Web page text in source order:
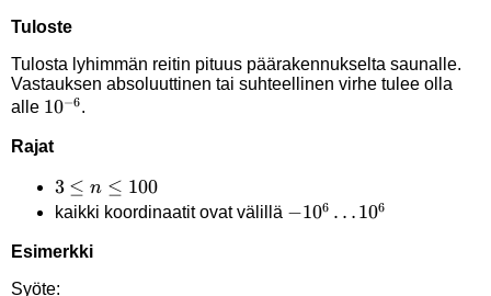
Tuloste
Tulosta lyhimmän reitin pituus päärakennukselta saunalle.
Vastauksen absoluuttinen tai suhteellinen virhe tulee olla
alle 10^{-6}
10−6.
Rajat
3
\le
\le
100
3 ≤ n ≤ 100
kaikki koordinaatit ovat välillä -10^6
−106 …106
Esimerkki
Syöte: